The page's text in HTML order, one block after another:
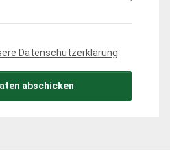
Datenschutzerklärung
abschicken